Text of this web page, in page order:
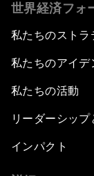
世界経済フォ
私たちのストラ
私たちのアイデ
私たちの活動
リーダーシッ
インパクト